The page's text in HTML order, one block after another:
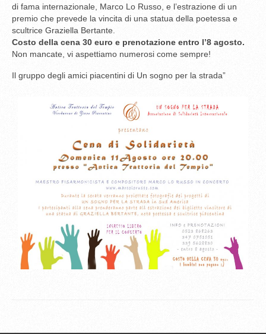
di fama internazionale, Marco Lo Russo, e l’estrazione di un
premio che prevede la vincita di una statua della poetessa e
scultrice Graziella Bertante.
Costo della cena 30 euro e prenotazione entro l’8 agosto.
Non mancate, vi aspettiamo numerosi come sempre!
Il gruppo degli amici piacentini di Un sogno per la strada”